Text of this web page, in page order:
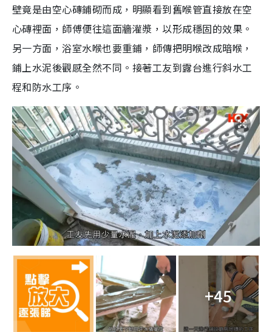
壁竟是由空心磚鋪砌而成，明顯看到舊喉管直接放在空
心磚裡面，師傅便往這面牆灌漿，以形成穩固的效果。
另一方面，浴室水喉也要重鋪，師傳把明喉改成暗喉，
鋪上水泥後觀感全然不同。接著工友到露台進行斜水工
程和防水工序。
+45